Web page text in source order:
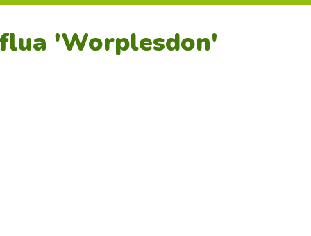
'Worplesdon'